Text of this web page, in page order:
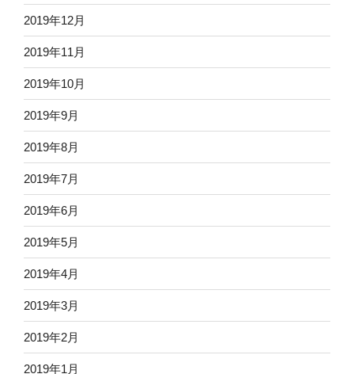
2019年12月
2019年11月
2019年10月
2019年9月
2019年8月
2019年7月
2019年6月
2019年5月
2019年4月
2019年3月
2019年2月
2019年1月